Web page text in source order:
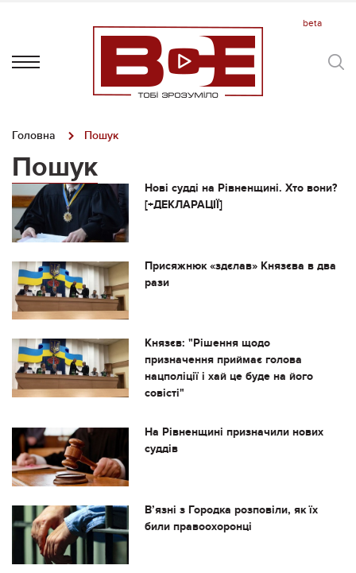
Головна Пошук
Пошук
Нові судді на Рівненщині. Хто вони?
[+ДЕКЛАРАЦІЇ]
Присяжнюк «здєлав» Князєва в два
рази
Князєв: "Рішення щодо
призначення приймає голова
нацполіції і хай це буде на його
совісті"
На Рівненщині призначили нових
суддів
В’язні з Городка розповіли, як їх
били правоохоронці